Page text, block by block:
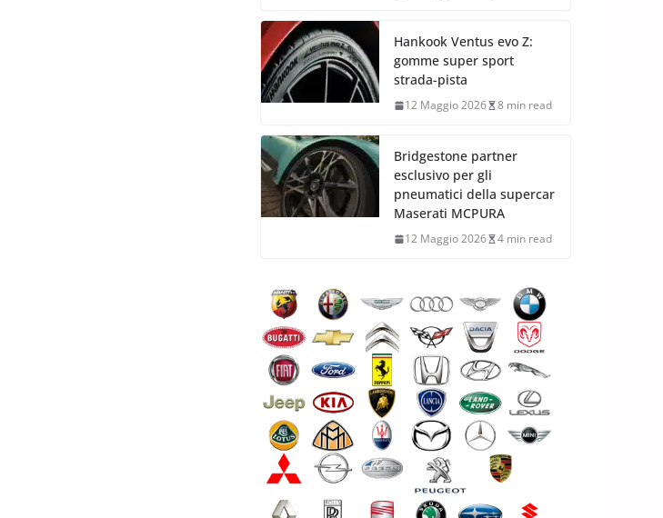
Hankook Ventus evo Z:
gomme super sport
strada-pista
12 Maggio 2026 8 min read
Bridgestone partner
esclusivo per gli
pneumatici della supercar
Maserati MCPURA
12 Maggio 2026 4 min read